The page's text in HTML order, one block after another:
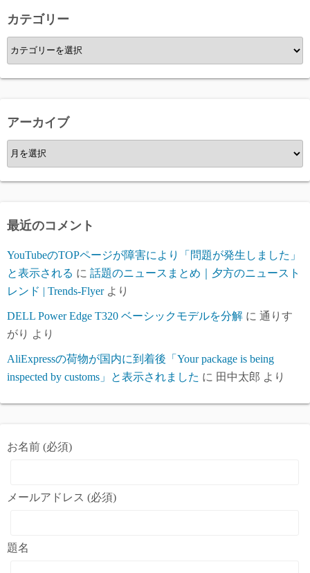
カテゴリー
カ
テ
ゴ
ー
アーカイブ
ア
ー
カ
ブ
最近のコメント
YouTubeのTOPページが障害により「問題が発生しました」
と表示される に 話題のニュースまとめ｜夕方のニュースト
レンド | Trends-Flyerより
DELL Power Edge T320 ベーシックモデルを分解 に 通りす
がり より
AliExpressの荷物が国内に到着後「Your package is being
inspected by customs」と表示されました に 田中太郎 より
お名前 (必須)
メールアドレス (必須)
題名